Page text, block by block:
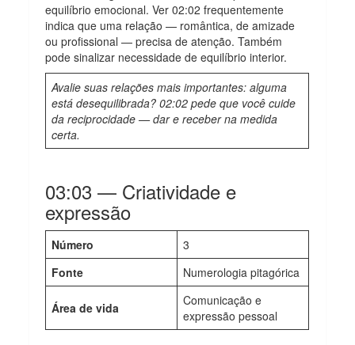
equilíbrio emocional. Ver 02:02 frequentemente
indica que uma relação — romântica, de amizade
ou profissional — precisa de atenção. Também
pode sinalizar necessidade de equilíbrio interior.
Avalie suas relações mais importantes: alguma
está desequilibrada? 02:02 pede que você cuide
da reciprocidade — dar e receber na medida
certa.
03:03 — Criatividade e
expressão
Número
3
Fonte
Numerologia pitagórica
Área de vida
Comunicação e
expressão pessoal